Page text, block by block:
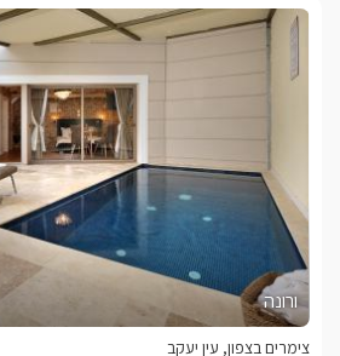
ורונה
צימרים בצפון, עין יעקב